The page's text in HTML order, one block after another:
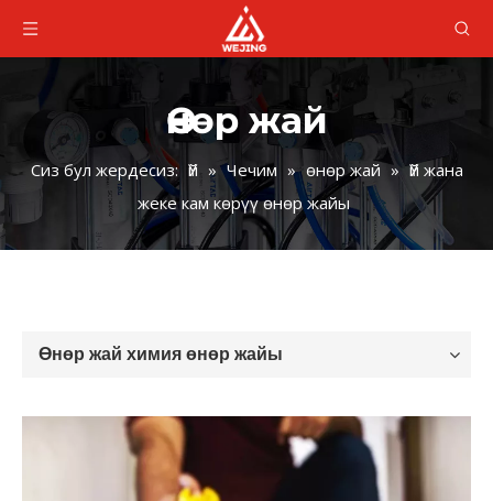
Өнөр жай
Сиз бул жердесиз: Үй » Чечим » өнөр жай » Үй жана
жеке кам көрүү өнөр жайы
Өнөр жай химия өнөр жайы